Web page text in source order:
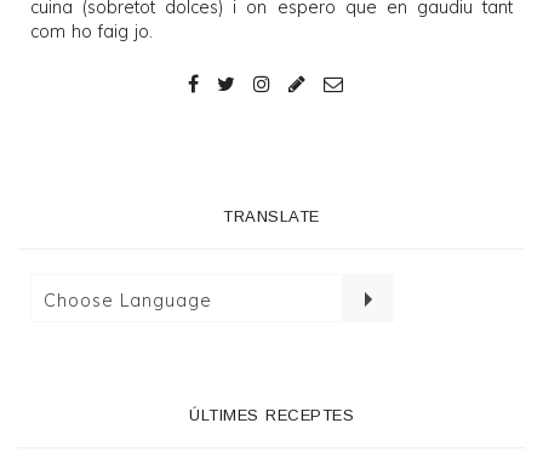
cuina (sobretot dolces) i on espero que en gaudiu tant
com ho faig jo.
TRANSLATE
ÚLTIMES RECEPTES